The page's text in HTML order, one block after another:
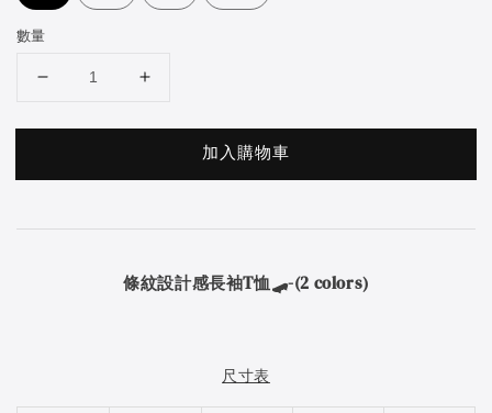
數量
加入購物車
條紋設計感長袖T恤🛹-(2 colors)
尺寸表